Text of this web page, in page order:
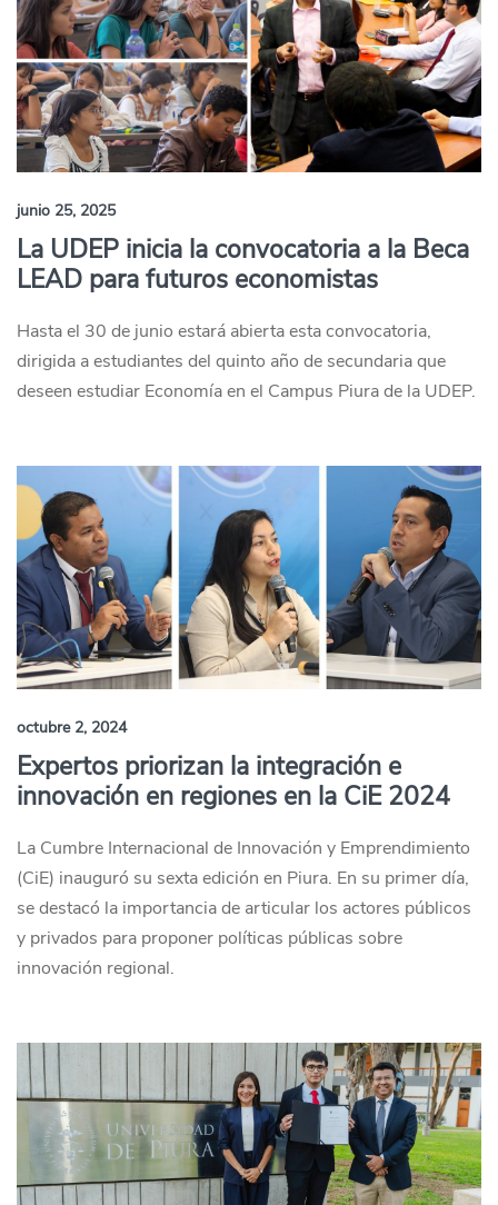
junio 25, 2025
La UDEP inicia la convocatoria a la Beca
LEAD para futuros economistas
Hasta el 30 de junio estará abierta esta convocatoria,
dirigida a estudiantes del quinto año de secundaria que
deseen estudiar Economía en el Campus Piura de la UDEP.
octubre 2, 2024
Expertos priorizan la integración e
innovación en regiones en la CiE 2024
La Cumbre Internacional de Innovación y Emprendimiento
(CiE) inauguró su sexta edición en Piura. En su primer día,
se destacó la importancia de articular los actores públicos
y privados para proponer políticas públicas sobre
innovación regional.